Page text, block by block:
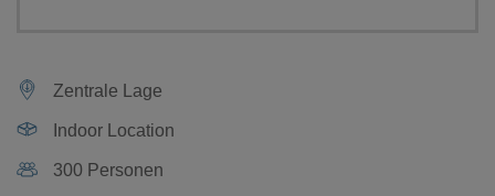
Zentrale Lage
Indoor Location
300 Personen